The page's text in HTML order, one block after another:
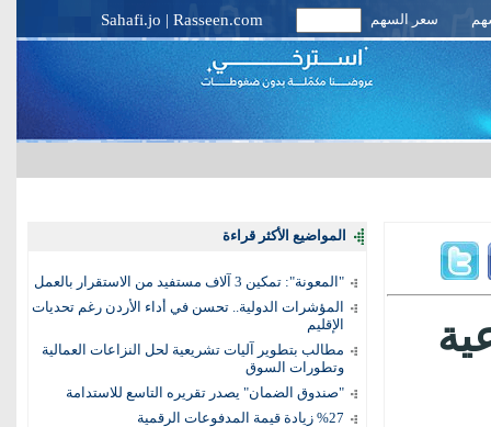
سعر السهم Sahafi.jo | Rasseen.com
المواضيع الأكثر قراءة
"المعونة": تمكين 3 آلاف مستفيد من الاستقرار بالعمل
المؤشرات الدولية.. تحسن في أداء الأردن رغم تحديات
الإقليم
مطالب بتطوير آليات تشريعية لحل النزاعات العمالية
وتطورات السوق
"صندوق الضمان" يصدر تقريره التاسع للاستدامة
%27 زيادة قيمة المدفوعات الرقمية